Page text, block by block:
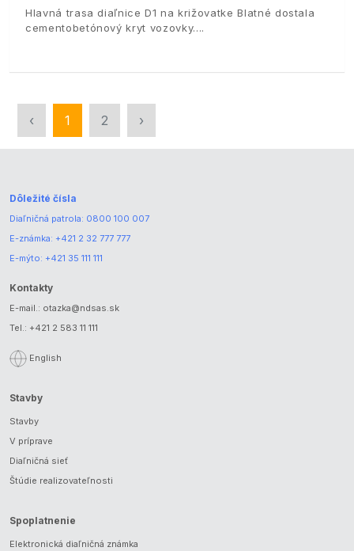
Hlavná trasa diaľnice D1 na križovatke Blatné dostala
cementobetónový kryt vozovky.
‹ 1 2 ›
Dôležité čísla
Diaľničná patrola: 0800 100 007
E-známka: +421 2 32 777 777
E-mýto: +421 35 111 111
Kontakty
E-mail.: otazka@ndsas.sk
Tel.: +421 2 583 11 111
English
Stavby
Stavby
V príprave
Diaľničná sieť
Štúdie realizovateľnosti
Spoplatnenie
Elektronická diaľničná známka